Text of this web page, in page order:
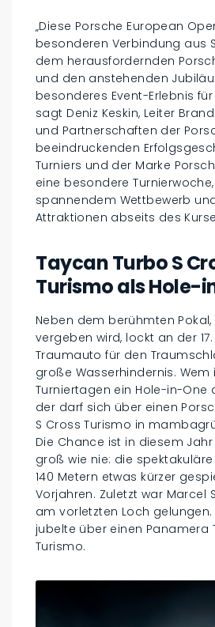
„Diese Porsche European
besonderen Verbindung aus
dem herausfordernden
und den anstehenden
besonderes Event-Erlebnis für
sagt Deniz Keskin, Leiter
und Partnerschaften der
beeindruckenden
Turniers und der Marke
eine besondere
spannendem Wettbewerb
Attraktionen abseits des
Taycan Turbo S
Turismo als Hole-
Neben dem berühmten Pokal,
vergeben wird, lockt an der
Traumauto für den
große Wasserhindernis. Wem
Turniertagen ein Hole-in-One
der darf sich über einen
S Cross Turismo in
Die Chance ist in diesem
groß wie nie: die
140 Metern etwas kürzer
Vorjahren. Zuletzt war Marcel
am vorletzten Loch gelungen.
jubelte über einen Panamera
Turismo.